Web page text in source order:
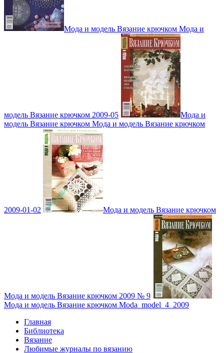
Мода и модель Вязание крючком Мода и
модель Вязание крючком 2009-05
Мода и
модель Вязание крючком Мода и модель Вязание крючком
2009-01-02 Мода и модель Вязание крючком
Мода и модель Вязание крючком 2009 № 9
Мода и модель Вязание крючком Moda_model_4_2009
Главная
Библиотека
Вязание
Любимые журналы по вязанию